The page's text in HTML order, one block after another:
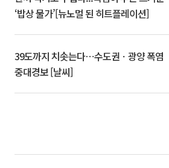
‘밥상 물가’[뉴노멀 된 히트플레이션]
39도까지 치솟는다⋯수도권ㆍ광양 폭염
중대경보 [날씨]